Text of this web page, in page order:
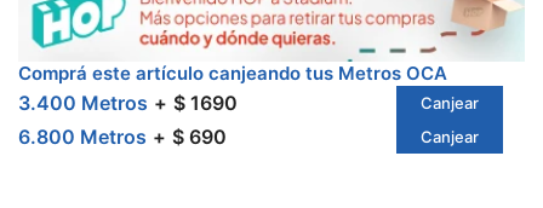
Comprá este artículo canjeando tus Metros OCA
3.400 Metros $ 1690 Canjear
6.800 Metros $ 690 Canjear